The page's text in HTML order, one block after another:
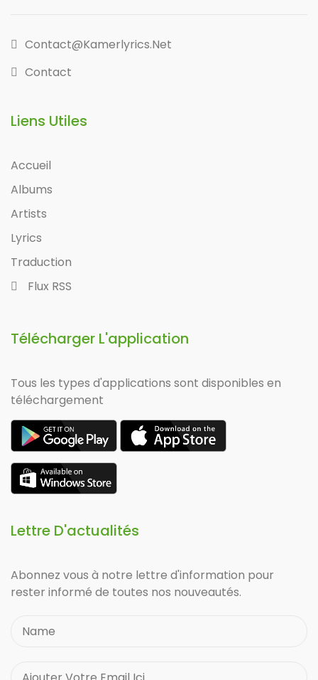
Contact@kamerlyrics.net
Contact
Liens Utiles
Accueil
Albums
Artists
Lyrics
Traduction
Flux RSS
Télécharger L'application
Tous les types d'applications sont disponibles en
téléchargement
Lettre D'actualités
Abonnez vous à notre lettre d'information pour
rester informé de toutes nos nouveautés.